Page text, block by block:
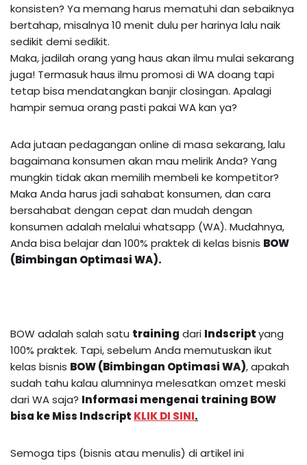
konsisten? Ya memang harus mematuhi dan sebaiknya
bertahap, misalnya 10 menit dulu per harinya lalu naik
sedikit demi sedikit.
Maka, jadilah orang yang haus akan ilmu mulai sekarang
juga! Termasuk haus ilmu promosi di WA doang tapi
tetap bisa mendatangkan banjir closingan. Apalagi
hampir semua orang pasti pakai WA kan ya?
Ada jutaan pedagangan online di masa sekarang, lalu
bagaimana konsumen akan mau melirik Anda? Yang
mungkin tidak akan memilih membeli ke kompetitor?
Maka Anda harus jadi sahabat konsumen, dan cara
bersahabat dengan cepat dan mudah dengan
konsumen adalah melalui whatsapp (WA). Mudahnya,
Anda bisa belajar dan 100% praktek di kelas bisnis BOW
(Bimbingan Optimasi WA).
BOW adalah salah satu training dari Indscriptyang
100% praktek. Tapi, sebelum Anda memutuskan ikut
kelas bisnis BOW (Bimbingan Optimasi WA), apakah
sudah tahu kalau alumninya melesatkan omzet meski
dari WA saja? Informasi mengenai training BOW
bisa ke Miss Indscript KLIK DI SINI.
Semoga tips (bisnis atau menulis) di artikel ini